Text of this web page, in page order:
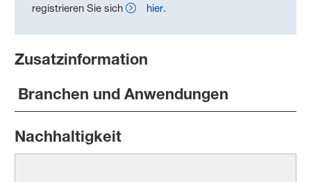
registrieren Sie sich
hier.
Zusatzinformation
Branchen und Anwendungen
Nachhaltigkeit